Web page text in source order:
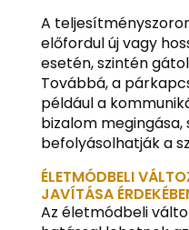
A
előfordul új vagy
esetén, szintén
Továbbá, a
például a
bizalom
befolyásolhatják a
ÉLETMÓDBELI
JAVÍTÁSA
Az életmódbeli